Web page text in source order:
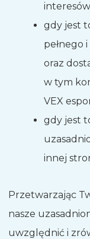
gdy jest
pełnego
oraz
w tym
VEX
gdy jest
innej
Przetwarzając
nasze
uwzględnić i